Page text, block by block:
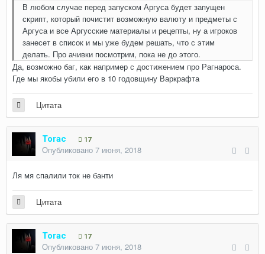
В любом случае перед запуском Аргуса будет запущен
скрипт, который почистит возможную валюту и предметы с
Аргуса и все Аргусские материалы и рецепты, ну а игроков
занесет в список и мы уже будем решать, что с этим
делать. Про ачивки посмотрим, пока не до этого.
Да, возможно баг, как например с достижением про Рагнароса.
Где мы якобы убили его в 10 годовщину Варкрафта
Цитата
Torac 17
Опубликовано 7 июня, 2018
Ля мя спалили ток не банти
Цитата
Torac 17
Опубликовано 7 июня, 2018